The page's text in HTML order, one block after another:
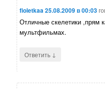
fioletkaa25.08.2009 в 00:03
Отличные скелетики ,прям
мультфильмах.
Ответить ↓